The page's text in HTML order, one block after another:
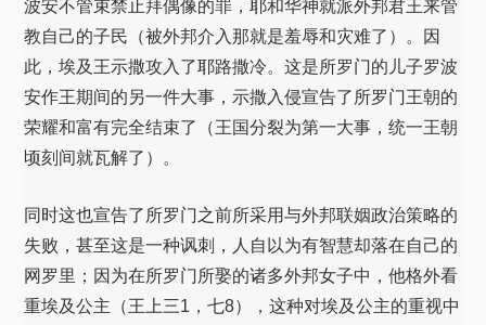
波安不管束禁止拜偶像的罪，耶和华神就派外邦君王来管
教自己的子民（被外邦介入那就是羞辱和灾难了）。因
此，埃及王示撒攻入了耶路撒冷。这是所罗门的儿子罗波
安作王期间的另一件大事，示撒入侵宣告了所罗门王朝的
荣耀和富有完全结束了（王国分裂为第一大事，统一王朝
顷刻间就瓦解了）。
同时这也宣告了所罗门之前所采用与外邦联姻政治策略的
失败，甚至这是一种讽刺，人自以为有智慧却落在自己的
网罗里；因为在所罗门所娶的诸多外邦女子中，他格外看
重埃及公主（王上三1，七8），这种对埃及公主的重视中